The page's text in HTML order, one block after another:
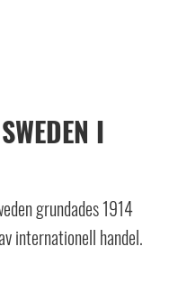
I
grundades 1914
internationell handel.